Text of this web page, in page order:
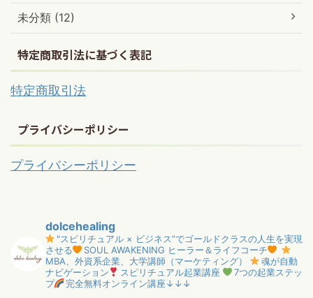
未分類 (12)
特定商取引法に基づく表記
特定商取引法
プライバシーポリシー
プライバシーポリシー
dolcehealing
"スピリチュアル × ビジネス”でゴールドクラスの人生を実現
させる
SOUL AWAKENING ヒーラー＆ライフコーチ
MBA、外資系企業、大学講師（マーケティング）
魂が自動
ナビゲーション
スピリチュアル起業講座
7つの起業ステッ
プ
完全無料オンライン講座↓↓↓